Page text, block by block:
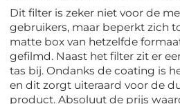
Dit filter is zeker niet voor de
gebruikers, maar beperkt zich
matte box van hetzelfde
gefilmd. Naast het filter zit er
tas bij. Ondanks de coating is
en dit zorgt uiteraard voor de
product. Absoluut de prijs